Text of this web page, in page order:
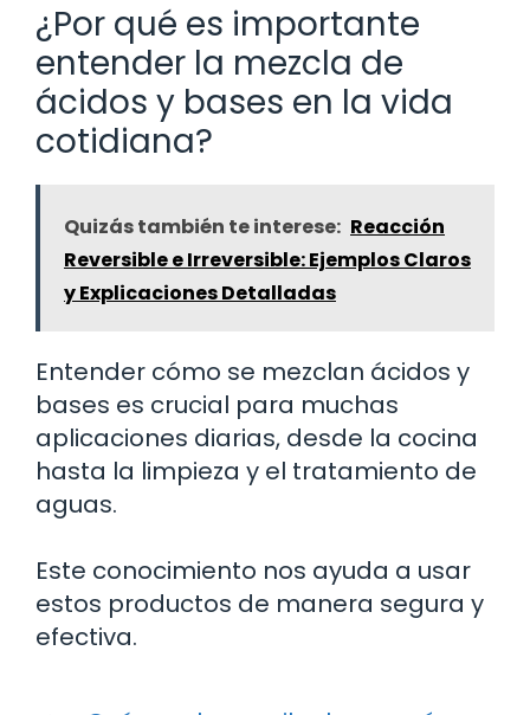
¿Por qué es importante
entender la mezcla de
ácidos y bases en la vida
cotidiana?
Quizás también te interese: Reacción
Reversible e Irreversible: Ejemplos Claros
y Explicaciones Detalladas
Entender cómo se mezclan ácidos y
bases es crucial para muchas
aplicaciones diarias, desde la cocina
hasta la limpieza y el tratamiento de
aguas.
Este conocimiento nos ayuda a usar
estos productos de manera segura y
efectiva.